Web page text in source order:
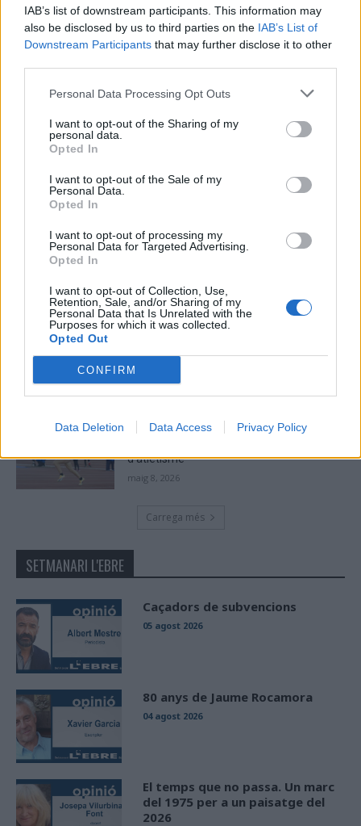
IAB’s list of downstream participants. This information may
also be disclosed by us to third parties on the IAB’s List of
Downstream Participants that may further disclose it to other
Personal Data Processing Opt Outs
I want to opt-out of the Sharing of my
personal data.
Opted In
I want to opt-out of the Sale of my
Personal Data.
Opted In
I want to opt-out of processing my
Personal Data for Targeted Advertising.
Opted In
I want to opt-out of Collection, Use,
Retention, Sale, and/or Sharing of my
Personal Data that Is Unrelated with the
Purposes for which it was collected.
Opted Out
CONFIRM
Data Deletion Data Access Privacy Policy
enter
the
characters
shown
CAPTCHA
maig 9, 2026
Campredó acull la quarta prova dels
Argilers diumenge 10 de maig amb dos
maig 9, 2026
maig 9, 2026
Paula Sintorres, Patrícia Pla i Néstor
d’atletisme
maig 8, 2026
Carrega més
SETMANARI L'EBRE
Caçadors de subvencions
05 agost 2026
80 anys de Jaume Rocamora
04 agost 2026
El temps que no passa. Un marc
del 1975 per a un paisatge del
2026